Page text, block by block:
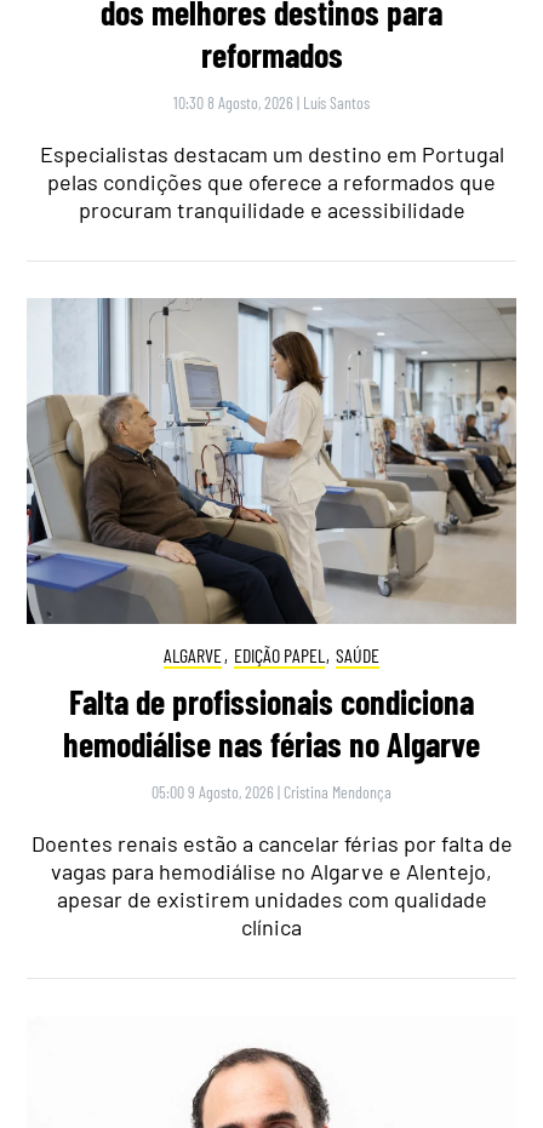
dos melhores destinos para
reformados
10:30 8 Agosto, 2026 | Luís Santos
Especialistas destacam um destino em Portugal
pelas condições que oferece a reformados que
procuram tranquilidade e acessibilidade
ALGARVE, EDIÇÃO PAPEL , SAÚDE
Falta de profissionais condiciona
hemodiálise nas férias no Algarve
05:00 9 Agosto, 2026 | Cristina Mendonça
Doentes renais estão a cancelar férias por falta de
vagas para hemodiálise no Algarve e Alentejo,
apesar de existirem unidades com qualidade
clínica